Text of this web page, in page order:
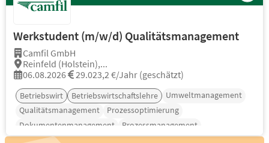
Werkstudent (m/w/d) Qualitätsmanagement
Camfil GmbH
Reinfeld (Holstein),...
06.08.2026
29.023,2 €/Jahr (geschätzt)
Betriebswirt Betriebswirtschaftslehre
Umweltmanagement
Qualitätsmanagement
Prozessoptimierung
Dokumentenmanagement
Prozessmanagement